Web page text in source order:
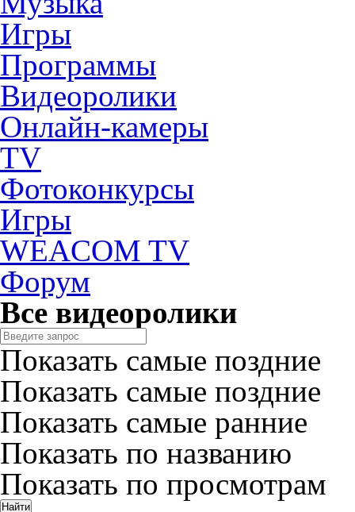
Игры
Программы
Видеоролики
Онлайн-камеры
TV
Фотоконкурсы
Игры
WEACOM TV
Форум
Все видеоролики
Показать самые поздние
Показать самые поздние
Показать самые ранние
Показать по названию
Показать по просмотрам